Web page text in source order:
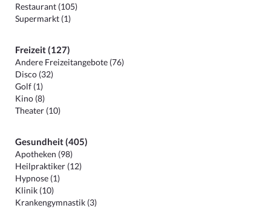
Restaurant (105)
Supermarkt (1)
Freizeit (127)
Andere Freizeitangebote (76)
Disco (32)
Golf (1)
Kino (8)
Theater (10)
Gesundheit (405)
Apotheken (98)
Heilpraktiker (12)
Hypnose (1)
Klinik (10)
Krankengymnastik (3)